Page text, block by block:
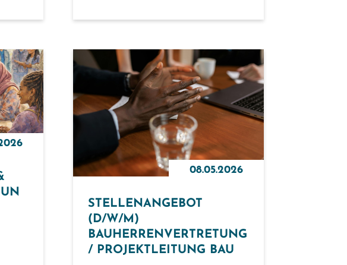
08.05.2026
STELLENANGEBOT
(D/W/M)
BAUHERRENVERTRETUNG
/ PROJEKTLEITUNG BAU